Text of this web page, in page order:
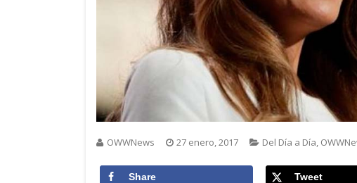
OWWNews 27 enero, 2017 Del Día a Día,
Share Tweet